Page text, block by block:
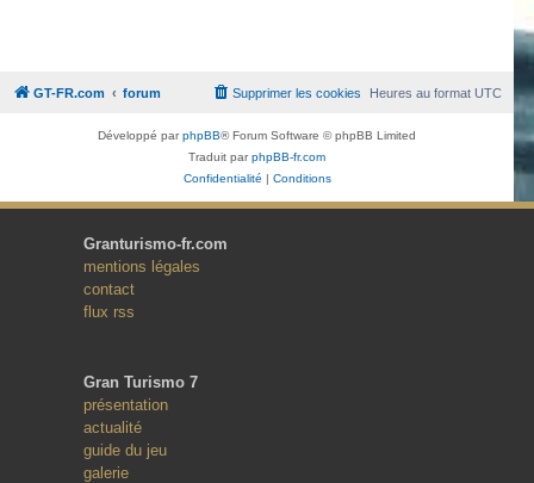
GT-FR.com forum Heures au formatUTC
Supprimer les cookies
Développé parphpBB® Forum Software © phpBB Limited
Traduit parphpBB-fr.com
Confidentialité | Conditions
Granturismo-fr.com
mentions légales
contact
flux rss
Gran Turismo 7
présentation
actualité
guide du jeu
galerie